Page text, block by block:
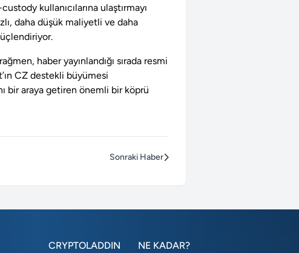
kullanıcılarına ulaştırmayı
daha düşük maliyetli ve daha
haber yayınlandığı sırada resmi
CZ destekli büyümesi
bir araya getiren önemli bir köprü
Sonraki Haber
CRYPTOLADDIN NE KADAR?